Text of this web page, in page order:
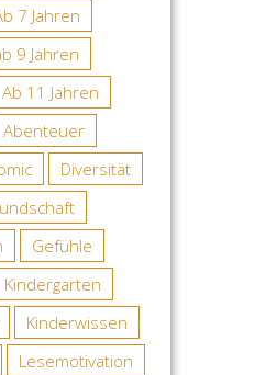
7 Jahren
9 Jahren
Ab 11 Jahren
Abenteuer
Diversität
Gefühle
Kindergarten
Kinderwissen
Lesemotivation